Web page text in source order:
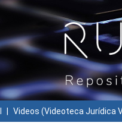
Videos (Videoteca Jurídica